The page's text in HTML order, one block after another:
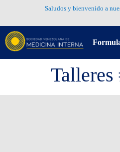
Saludos y bienvenido a
Talleres